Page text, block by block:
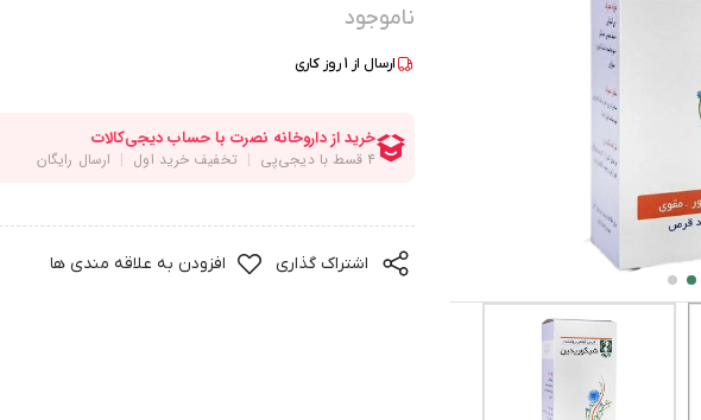
ناموجود
ارسال از 1روز کاری
اشتراک گذاری افزودن به علاقه مندی ها